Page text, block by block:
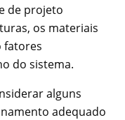
de projeto
os materiais
fatores
do sistema.
alguns
adequado